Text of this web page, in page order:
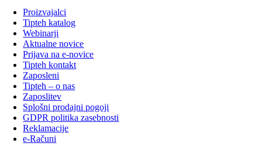
Proizvajalci
Tipteh katalog
Webinarji
Aktualne novice
Prijava na e-novice
Tipteh kontakt
Zaposleni
Tipteh – o nas
Zaposlitev
Splošni prodajni pogoji
GDPR politika zasebnosti
Reklamacije
e-Računi